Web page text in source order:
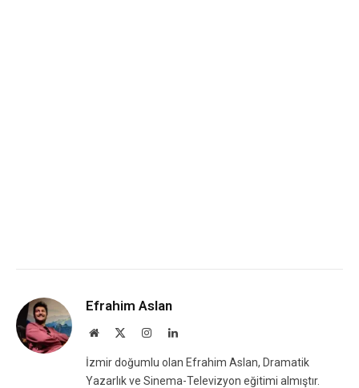
Efrahim Aslan
Website InstagramLinkedIn
İzmir doğumlu olan Efrahim Aslan, Dramatik
Yazarlık ve Sinema-Televizyon eğitimi almıştır.